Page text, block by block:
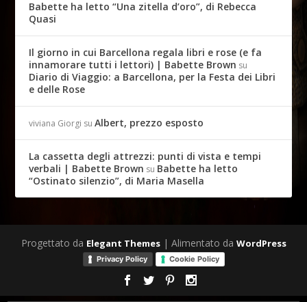
Babette ha letto “Una zitella d’oro”, di Rebecca
Quasi
Il giorno in cui Barcellona regala libri e rose (e fa
innamorare tutti i lettori) | Babette Brown su
Diario di Viaggio: a Barcellona, per la Festa dei Libri
e delle Rose
viviana Giorgi suAlbert, prezzo esposto
La cassetta degli attrezzi: punti di vista e tempi
verbali | Babette Brown su Babette ha letto
“Ostinato silenzio”, di Maria Masella
Progettato da Elegant Themes| Alimentato da WordPress
Privacy Policy Cookie Policy